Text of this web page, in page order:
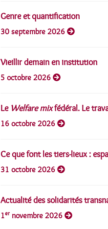
Genre et quantification
30 septembre 2026
Vieillir demain en institution
5 octobre 2026
Le Welfare mixfédéral. Le
16 octobre 2026
Ce que font les tiers-lieux :
31 octobre 2026
Actualité des solidarités
1er novembre 2026